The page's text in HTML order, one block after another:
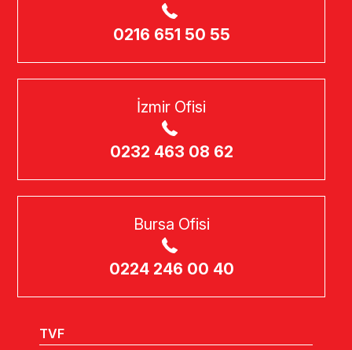
0216 651 50 55
İzmir Ofisi
0232 463 08 62
Bursa Ofisi
0224 246 00 40
TVF